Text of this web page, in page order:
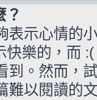
？
表示心情的
快樂的，而
到。然而，
難以閱讀的